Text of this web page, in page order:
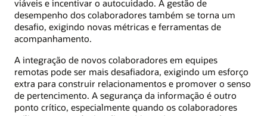
viáveis e incentivar o autocuidado. A gestão de
desempenho dos colaboradores também se torna um
desafio, exigindo novas métricas e ferramentas de
acompanhamento.
A integração de novos colaboradores em equipes
remotas pode ser mais desafiadora, exigindo um esforço
extra para construir relacionamentos e promover o senso
de pertencimento. A segurança da informação é outro
ponto crítico, especialmente quando os colaboradores